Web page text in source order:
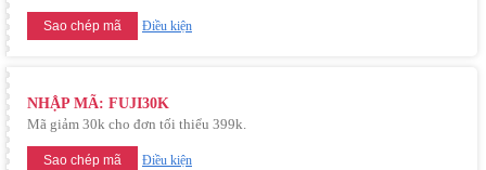
Sao chép mã Điều kiện
NHẬP MÃ: FUJI30K
Mã giảm 30k cho đơn tối thiểu 399k.
Sao chép mã Điều kiện